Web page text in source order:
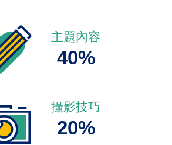
主題內容
40%
攝影技巧
20%